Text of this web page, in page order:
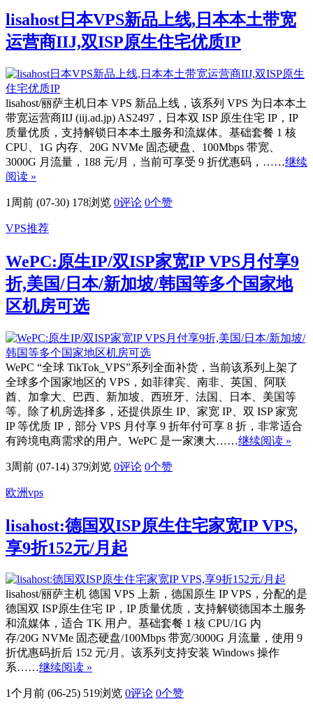
lisahost日本VPS新品上线,日本本土带宽
运营商IIJ,双ISP原生住宅优质IP
lisahost/丽萨主机日本 VPS 新品上线，该系列 VPS 为日本本土
带宽运营商IIJ (iij.ad.jp) AS2497，日本双 ISP 原生住宅 IP，IP
质量优质，支持解锁日本本土服务和流媒体。基础套餐 1 核
CPU、1G 内存、20G NVMe 固态硬盘、100Mbps 带宽、
3000G 月流量，188 元/月，当前可享受 9 折优惠码，……继续
阅读 »
1周前 (07-30) 178浏览 0评论 0个赞
VPS推荐
WePC:原生IP/双ISP家宽IP VPS月付享9
折,美国/日本/新加坡/韩国等多个国家地
区机房可选
WePC “全球 TikTok_VPS”系列全面补货，当前该系列上架了
全球多个国家地区的 VPS，如菲律宾、南非、英国、阿联
酋、加拿大、巴西、新加坡、西班牙、法国、日本、美国等
等。除了机房选择多，还提供原生 IP、家宽 IP、双 ISP 家宽
IP 等优质 IP，部分 VPS 月付享 9 折年付可享 8 折，非常适合
有跨境电商需求的用户。WePC 是一家澳大……继续阅读 »
3周前 (07-14) 379浏览 0评论 0个赞
欧洲vps
lisahost:德国双ISP原生住宅家宽IP VPS,
享9折152元/月起
lisahost/丽萨主机 德国 VPS 上新，德国原生 IP VPS，分配的是
德国双 ISP原生住宅 IP，IP 质量优质，支持解锁德国本土服务
和流媒体，适合 TK 用户。基础套餐 1 核 CPU/1G 内
存/20G NVMe 固态硬盘/100Mbps 带宽/3000G 月流量，使用 9
折优惠码折后 152 元/月。该系列支持安装 Windows 操作
系……继续阅读 »
1个月前 (06-25) 519浏览 0评论 0个赞